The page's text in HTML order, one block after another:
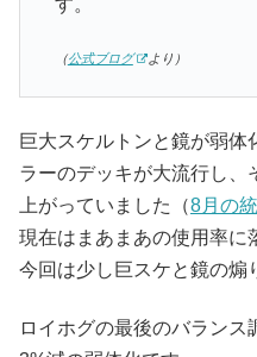
す。
（公式ブログ より）
巨大スケルトンと鏡が弱体
ラーのデッキが大流行し、
上がっていました（8月の
現在はまあまあの使用率に
今回は少し巨スケと鏡の煽
ロイホグの最後のバランス